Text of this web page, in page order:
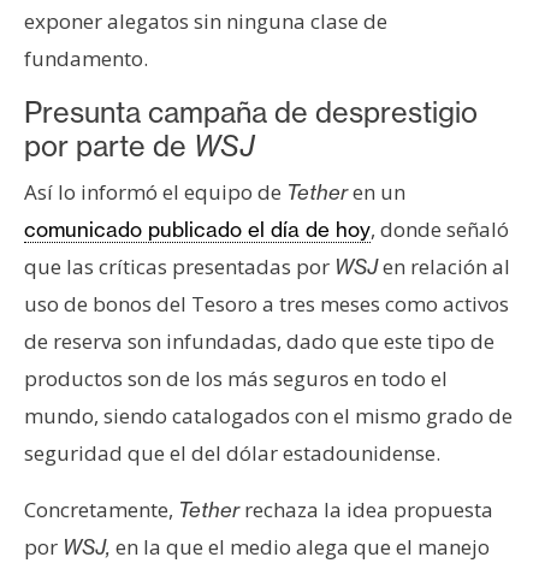
s
i
N
o
t
a
s
d
P
r
e
s
a
exponer alegatos sin ninguna clase de
fundamento.
Presunta campaña de desprestigio
por parte de WSJ
Así lo informó el equipo de Tetheren un
comunicado publicado el día de hoy, donde señaló
que las críticas presentadas por WSJen relación al
uso de bonos del Tesoro a tres meses como activos
de reserva son infundadas, dado que este tipo de
productos son de los más seguros en todo el
mundo, siendo catalogados con el mismo grado de
seguridad que el del dólar estadounidense.
Concretamente, Tetherrechaza la idea propuesta
por WSJ, en la que el medio alega que el manejo